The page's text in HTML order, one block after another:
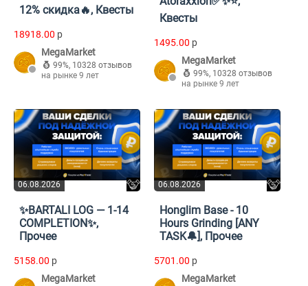
12% скидка🔥, Квесты
18918.00 p
MegaMarket
99%, 10328 отзывов
на рынке 9 лет
Квесты
1495.00 p
MegaMarket
99%, 10328 отзывов
на рынке 9 лет
06.08.2026
✨BARTALI LOG — 1-14
COMPLETION✨,
Прочее
5158.00 p
MegaMarket
06.08.2026
Honglim Base - 10
Hours Grinding [ANY
TASK🔔], Прочее
5701.00 p
MegaMarket